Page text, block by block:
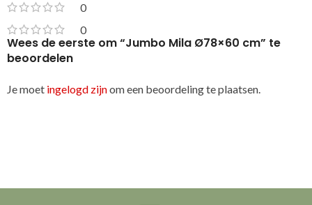
0
0
Wees de eerste om “Jumbo Mila Ø78×60 cm” te
beoordelen
Je moet ingelogd zijnom een beoordeling te plaatsen.